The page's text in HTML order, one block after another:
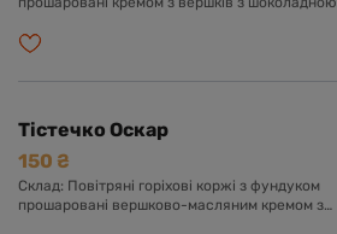
кокосовою стружкою.
Тістечко Оскар
150 ₴
Склад: Повітряні горіхові коржі з фундуком
прошаровані вершково-масляним кремом з